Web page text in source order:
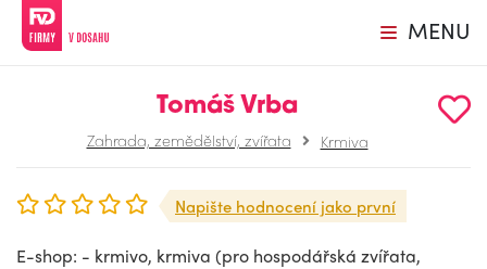
MENU
Tomáš Vrba
Zahrada, zemědělství, zvířata Krmiva
Napište hodnocení jako první
E-shop: - krmivo, krmiva (pro hospodářská zvířata,